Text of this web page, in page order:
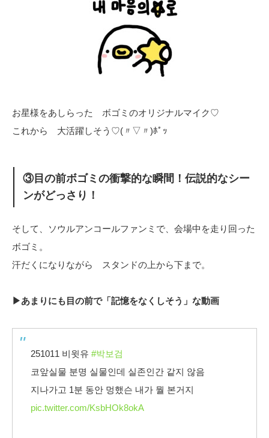
お星様をあしらった ボゴミのオリジナルマイク♡
これから 大活躍しそう♡(〃▽〃)ﾎﾟｯ
③目の前ボゴミの衝撃的な瞬間！伝説的なシー
ンがどっさり！
そして、ソウルアンコールファンミで、会場中を走り回った
ボゴミ。
汗だくになりながら スタンドの上から下まで。
▶あまりにも目の前で「記憶をなくしそう」な動画
251011 비윗유 #박보검
코앞실물 분명 실물인데 실존인간 같지 않음
지나가고 1분 동안 멍했슨 내가 뭘 본거지
pic.twitter.com/KsbHOk8okA